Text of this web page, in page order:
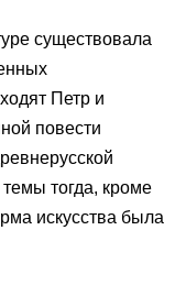
существовала
Петр и
повести
тогда, кроме
искусства была